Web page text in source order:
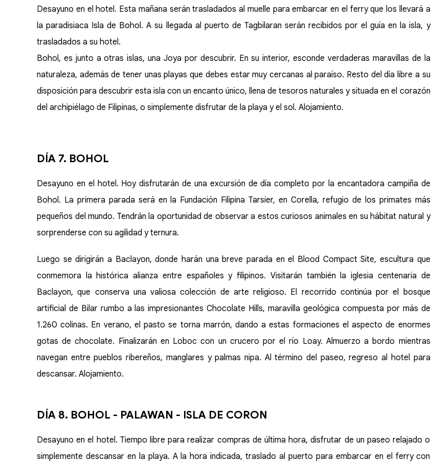
Desayuno en el hotel. Esta mañana serán trasladados al muelle para embarcar en el ferry que los llevará a
la paradisiaca Isla de Bohol. A su llegada al puerto de Tagbilaran serán recibidos por el guía en la isla, y
trasladados a su hotel.
Bohol, es junto a otras islas, una Joya por descubrir. En su interior, esconde verdaderas maravillas de la
naturaleza, además de tener unas playas que debes estar muy cercanas al paraíso. Resto del día libre a su
disposición para descubrir esta isla con un encanto único, llena de tesoros naturales y situada en el corazón
del archipiélago de Filipinas, o simplemente disfrutar de la playa y el sol. Alojamiento.
DÍA 7. BOHOL
Desayuno en el hotel. Hoy disfrutarán de una excursión de día completo por la encantadora campiña de
Bohol. La primera parada será en la Fundación Filipina Tarsier, en Corella, refugio de los primates más
pequeños del mundo. Tendrán la oportunidad de observar a estos curiosos animales en su hábitat natural y
sorprenderse con su agilidad y ternura.
Luego se dirigirán a Baclayon, donde harán una breve parada en el Blood Compact Site, escultura que
conmemora la histórica alianza entre españoles y filipinos. Visitarán también la iglesia centenaria de
Baclayon, que conserva una valiosa colección de arte religioso. El recorrido continúa por el bosque
artificial de Bilar rumbo a las impresionantes Chocolate Hills, maravilla geológica compuesta por más de
1.260 colinas. En verano, el pasto se torna marrón, dando a estas formaciones el aspecto de enormes
gotas de chocolate. Finalizarán en Loboc con un crucero por el río Loay. Almuerzo a bordo mientras
navegan entre pueblos ribereños, manglares y palmas nipa. Al término del paseo, regreso al hotel para
descansar. Alojamiento.
DÍA 8. BOHOL - PALAWAN - ISLA DE CORON
Desayuno en el hotel. Tiempo libre para realizar compras de última hora, disfrutar de un paseo relajado o
simplemente descansar en la playa. A la hora indicada, traslado al puerto para embarcar en el ferry con